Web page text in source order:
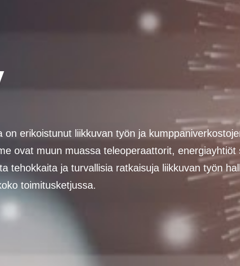
erikoistunut liikkuvan työn ja
ovat muun muassa teleoperaattorit, energiayhtiöt
tehokkaita ja turvallisia ratkaisuja liikkuvan työn
toimitusketjussa.